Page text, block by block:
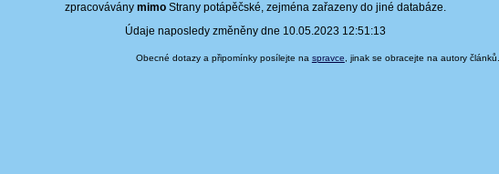
zpracovávány mimoStrany potápěčské, zejména zařazeny do jiné databáze.
Údaje naposledy změněny dne 10.05.2023 12:51:13
Obecné dotazy a připomínky posílejte na spravce , jinak se obracejte na autory článků.